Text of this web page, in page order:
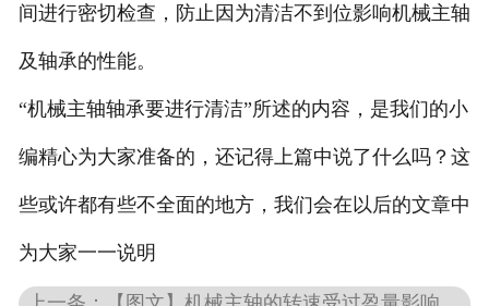
间进行密切检查，防止因为清洁不到位影响机械主轴
及轴承的性能。
“机械主轴轴承要进行清洁”所述的内容，是我们的小
编精心为大家准备的，还记得上篇中说了什么吗？这
些或许都有些不全面的地方，我们会在以后的文章中
为大家一一说明